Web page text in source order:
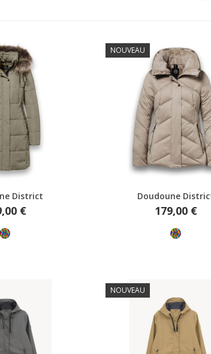
rapide
District
€
Multicolore
NOUVEAU
Aperçu rapide
Doudoune
Prix
179,00 €
NOUVEAU